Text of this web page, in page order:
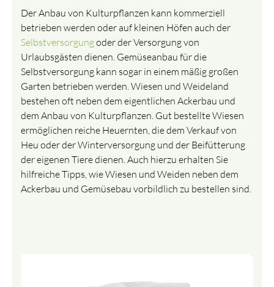
Der Anbau von Kulturpflanzen kann kommerziell
betrieben werden oder auf kleinen Höfen auch der
Selbstversorgungoder der Versorgung von
Urlaubsgästen dienen. Gemüseanbau für die
Selbstversorgung kann sogar in einem mäßig großen
Garten betrieben werden. Wiesen und Weideland
bestehen oft neben dem eigentlichen Ackerbau und
dem Anbau von Kulturpflanzen. Gut bestellte Wiesen
ermöglichen reiche Heuernten, die dem Verkauf von
Heu oder der Winterversorgung und der Beifütterung
der eigenen Tiere dienen. Auch hierzu erhalten Sie
hilfreiche Tipps, wie Wiesen und Weiden neben dem
Ackerbau und Gemüsebau vorbildlich zu bestellen sind.